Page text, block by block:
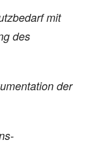
mit
des
der